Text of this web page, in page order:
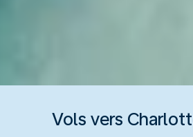
Vols vers